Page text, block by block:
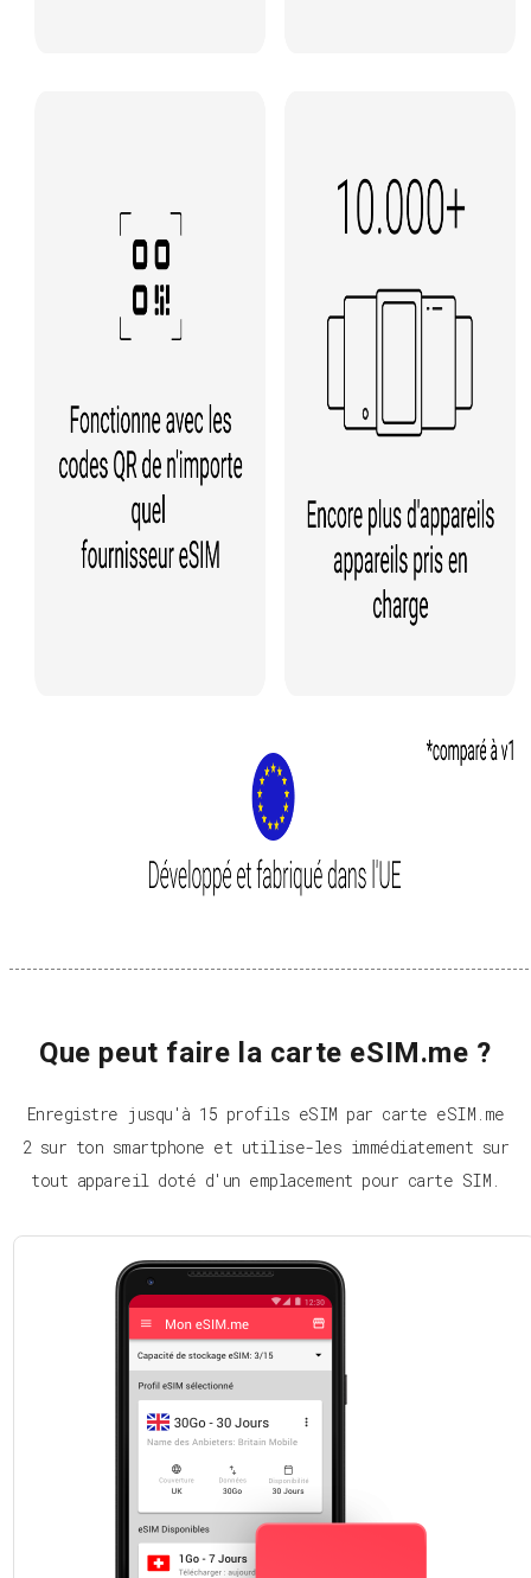
Que peut faire la carte eSIM.me ?
Enregistre jusqu'à 15 profils eSIM par carte eSIM.me
2 sur ton smartphone et utilise-les immédiatement sur
tout appareil doté d'un emplacement pour carte SIM.